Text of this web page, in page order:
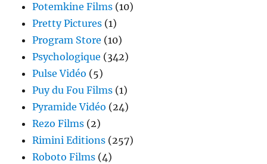
Potemkine Films (10)
Pretty Pictures (1)
Program Store (10)
Psychologique (342)
Pulse Vidéo (5)
Puy du Fou Films (1)
Pyramide Vidéo (24)
Rezo Films (2)
Rimini Editions (257)
Roboto Films (4)